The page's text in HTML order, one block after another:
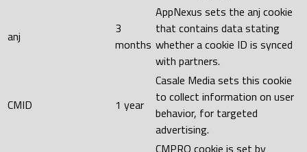
anj
3
months
AppNexus sets the anj cookie
that contains data stating
whether a cookie ID is synced
with partners.
CMID 1 year
Casale Media sets this cookie
to collect information on user
behavior, for targeted
advertising.
CMPRO cookie is set by